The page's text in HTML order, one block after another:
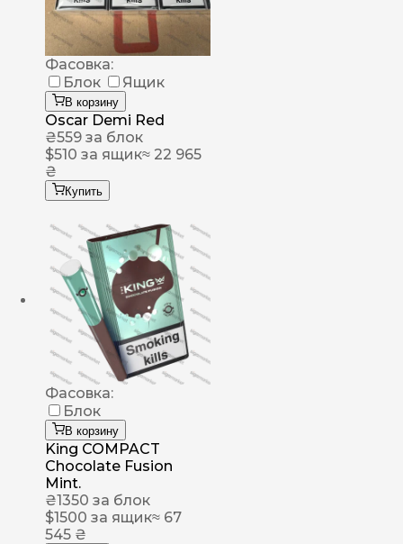
Фасовка:
Блок
Ящик
В корзину
Oscar Demi Red
₴559 за блок
$510 за ящик≈ 22 965
₴
Купить
Фасовка:
Блок
В корзину
King COMPACT
Chocolate Fusion
Mint.
₴1350 за блок
$1500 за ящик≈ 67
545 ₴